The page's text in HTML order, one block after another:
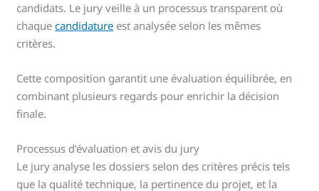
candidats. Le jury veille à un processus transparent où
chaquecandidature est analysée selon les mêmes
critères.
Cette composition garantit une évaluation équilibrée, en
combinant plusieurs regards pour enrichir la décision
finale.
Processus d’évaluation et avis du jury
Le jury analyse les dossiers selon des critères précis tels
que la qualité technique, la pertinence du projet, et la